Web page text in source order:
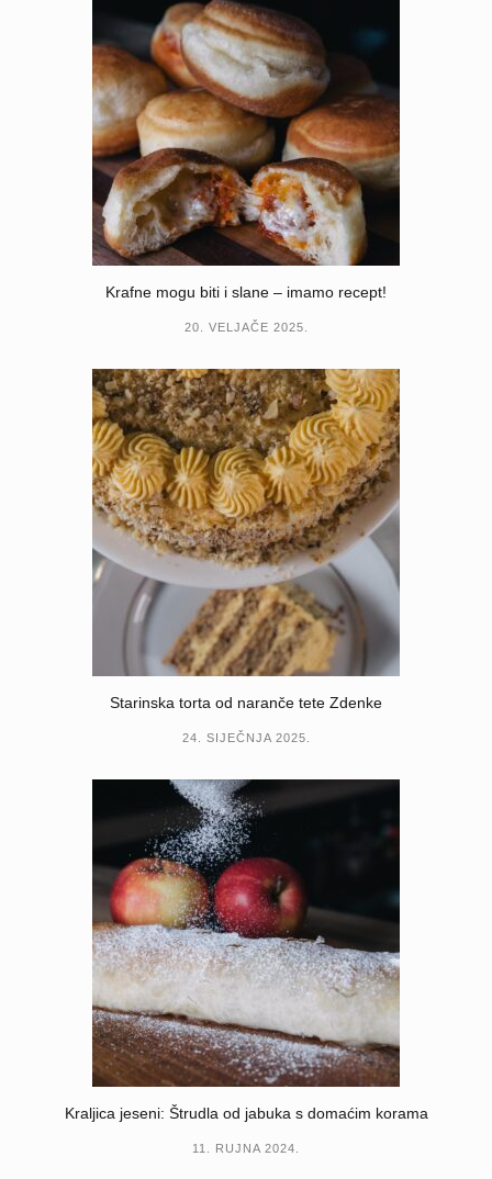
Krafne mogu biti i slane – imamo recept!
20. VELJAČE 2025.
Starinska torta od naranče tete Zdenke
24. SIJEČNJA 2025.
Kraljica jeseni: Štrudla od jabuka s domaćim korama
11. RUJNA 2024.